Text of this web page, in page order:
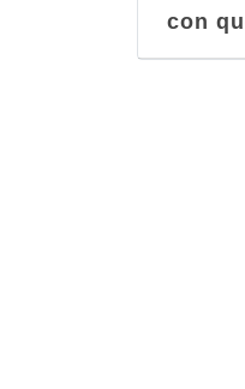
con